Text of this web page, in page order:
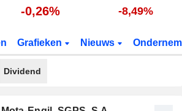
-0,26% -8,49%
Grafieken Nieuws
Dividend